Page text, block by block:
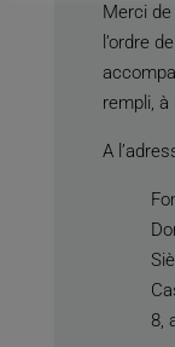
Merci
l’ordre
rempli, à
A
8,